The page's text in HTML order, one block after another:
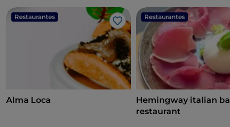
Restaurantes
Me gusta
Alma Loca
Restaurantes
Hemingway italian
restaurant